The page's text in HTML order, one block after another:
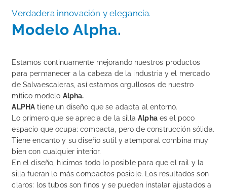
Verdadera innovación y elegancia.
Modelo Alpha.
Estamos continuamente mejorando nuestros productos
para permanecer a la cabeza de la industria y el mercado
de Salvaescaleras, así estamos orgullosos de nuestro
mítico modelo Alpha.
ALPHA tiene un diseño que se adapta al entorno.
Lo primero que se aprecia de la sillaAlphaes el poco
espacio que ocupa; compacta, pero de construcción sólida.
Tiene encanto y su diseño sutil y atemporal combina muy
bien con cualquier interior.
En el diseño, hicimos todo lo posible para que el rail y la
silla fueran lo más compactos posible. Los resultados son
claros: los tubos son finos y se pueden instalar ajustados a